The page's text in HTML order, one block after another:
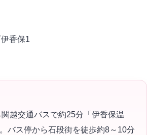
香保1
関越交通バスで約25分「伊香保温
バス停から石段街を徒歩約8～10分